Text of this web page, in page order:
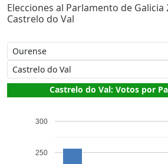
Elecciones al Parlamento de Galicia
Castrelo do Val
Castrelo do Val: Votos por
250
300